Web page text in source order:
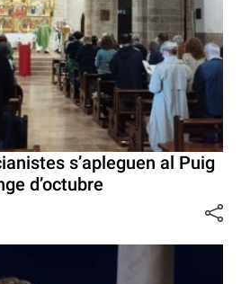
s’apleguen al Puig
d’octubre